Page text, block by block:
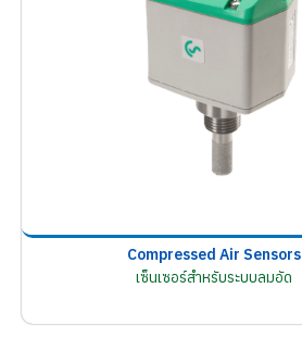
Compressed Air Sensors
เซ็นเซอร์สำหรับระบบลมอัด